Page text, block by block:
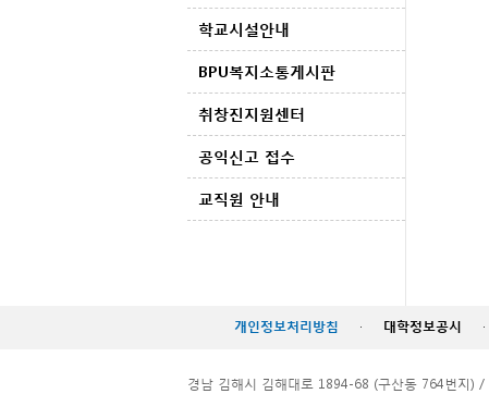
학교시설안내
BPU복지소통게시판
취창진지원센터
공익신고 접수
교직원 안내
개인정보처리방침 · 대학정보공시 ·
경남 김해시 김해대로 1894-68 (구산동 764번지)